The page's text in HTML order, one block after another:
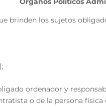
brinden los sujetos
ordenador y
o de la persona